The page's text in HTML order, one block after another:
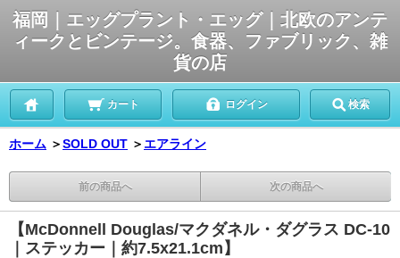
福岡｜エッグプラント・エッグ｜北欧のアンテ
ィークとビンテージ。食器、ファブリック、雑
貨の店
カート ログイン 検索
ホーム ＞SOLD OUT ＞ エアライン
前の商品へ 次の商品へ
【McDonnell Douglas/マクダネル・ダグラス DC-10
｜ステッカー｜約7.5x21.1cm】